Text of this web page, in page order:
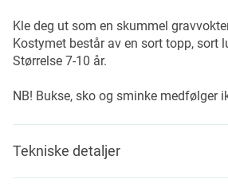
Kle deg ut som en skummel
Kostymet består av en sort topp, sort
Størrelse 7-10 år.
NB! Bukse, sko og sminke medfølger
Tekniske detaljer